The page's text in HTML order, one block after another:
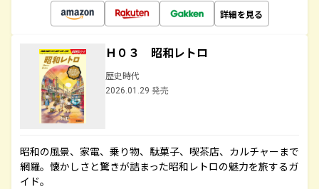
詳細を見る
Ｈ０３ 昭和レトロ
歴史時代
2026.01.29 発売
昭和の風景、家電、乗り物、駄菓子、喫茶店、カルチャーまで
網羅。懐かしさと驚きが詰まった昭和レトロの魅力を旅するガ
イド。